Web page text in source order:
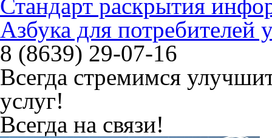
Стандарт раскрытия
Азбука для
8 (8639) 29-07-16
Всегда стремимся
услуг!
Всегда на связи!